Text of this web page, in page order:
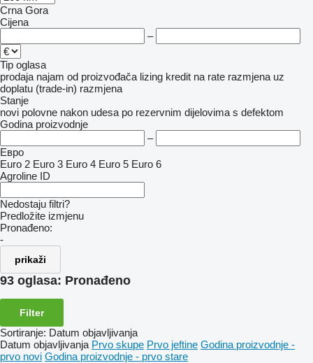
Crna Gora
Cijena
–
Tip oglasa
prodaja najam od proizvođača lizing kredit na rate razmjena uz
doplatu (trade-in) razmjena
Stanje
novi polovne nakon udesa po rezervnim dijelovima s defektom
Godina proizvodnje
–
Евро
Euro 2 Euro 3 Euro 4 Euro 5 Euro 6
Agroline ID
Nedostaju filtri?
Predložite izmjenu
Pronađeno:
-
prikaži
93 oglasa: Pronađeno
Filter
Sortiranje: Datum objavljivanja
Datum objavljivanja Prvo skupe Prvo jeftine Godina proizvodnje -
prvo novi Godina proizvodnje - prvo stare